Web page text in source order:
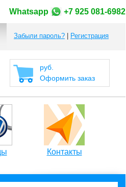
Whatsapp +7 925 081-6982
Забыли пароль? Регистрация
руб.
Оформить заказ
Контакты